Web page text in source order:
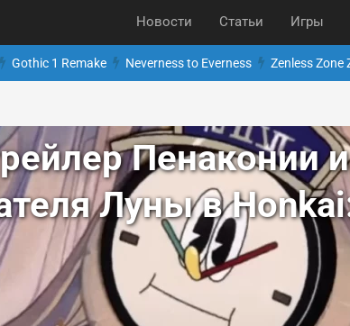
Новости Статьи Игры
Gothic 1 Remake Neverness to Everness Zenless Zone
Пенаконии
Луны в